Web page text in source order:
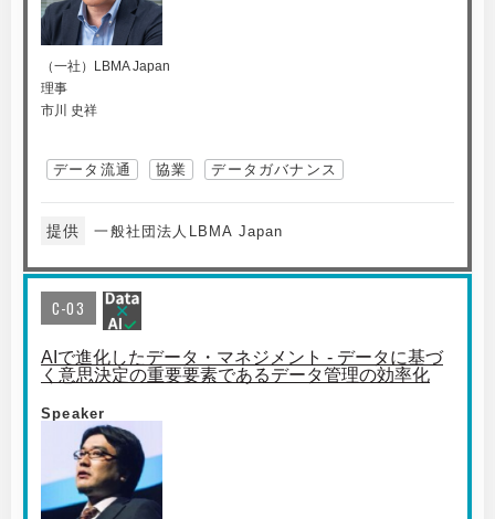
（一社）LBMA Japan
理事
市川 史祥
データ流通 協業 データガバナンス
提供 一般社団法人LBMA Japan
C-03
AIで進化したデータ・マネジメント - データに基づ
く意思決定の重要要素であるデータ管理の効率化
Speaker